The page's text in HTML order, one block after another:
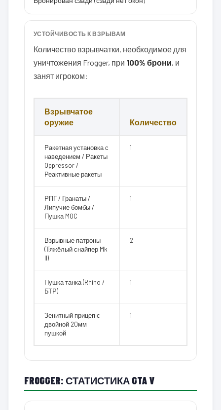
УСТОЙЧИВОСТЬ К ВЗРЫВАМ
Количество взрывчатки, необходимое для
уничтожения Frogger, при 100% брони, и
занят игроком:
Взрывчатое
оружие
Количество
Ракетная установка с
наведением / Ракеты
Oppressor /
Реактивные ракеты
1
РПГ / Гранаты /
Липучие бомбы /
Пушка MOC
1
Взрывные патроны
(Тяжёлый снайпер Mk
II)
2
Пушка танка (Rhino /
БТР)
1
Зенитный прицеп с
двойной 20мм
пушкой
1
FROGGER: СТАТИСТИКА GTA V